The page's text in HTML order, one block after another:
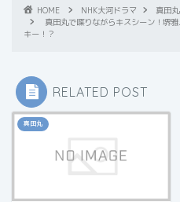
HOME NHK大河ドラマ
真田丸
真田丸で喋りながらキスシーン！堺
キー！？
RELATED POST
真田丸